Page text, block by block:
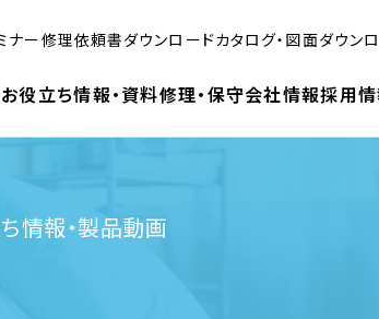
ナー修理依頼書ダウンロードカタログ・図面ダウン
お役立ち情報・資料修理・保守会社情報採用
情報・製品動画